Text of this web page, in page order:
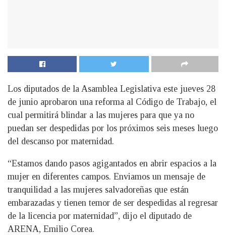
Los diputados de la Asamblea Legislativa este jueves 28
de junio aprobaron una reforma al Código de Trabajo, el
cual permitirá blindar a las mujeres para que ya no
puedan ser despedidas por los próximos seis meses luego
del descanso por maternidad.
“Estamos dando pasos agigantados en abrir espacios a la
mujer en diferentes campos. Enviamos un mensaje de
tranquilidad a las mujeres salvadoreñas que están
embarazadas y tienen temor de ser despedidas al regresar
de la licencia por maternidad”, dijo el diputado de
ARENA, Emilio Corea.